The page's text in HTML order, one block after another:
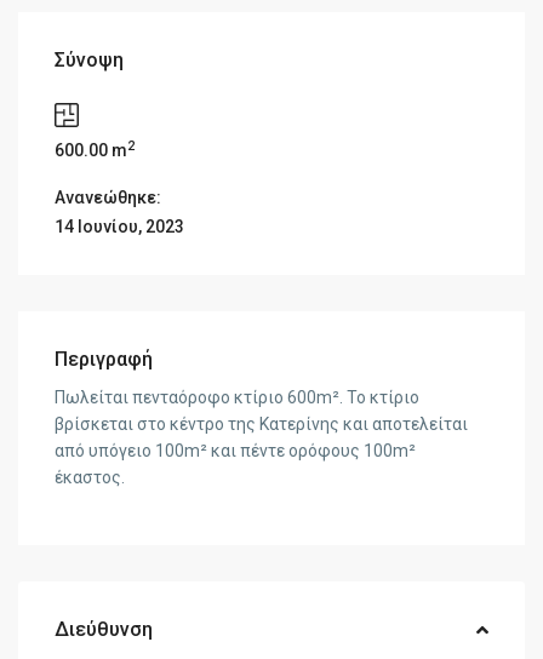
Σύνοψη
600.00 m2
Ανανεώθηκε:
14 Ιουνίου, 2023
Περιγραφή
Πωλείται πενταόροφο κτίριο 600m². Το κτίριο
βρίσκεται στο κέντρο της Κατερίνης και αποτελείται
από υπόγειο 100m² και πέντε ορόφους 100m²
έκαστος.
Διεύθυνση